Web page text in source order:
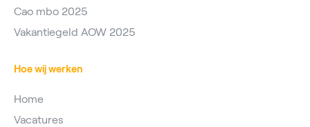
Cao mbo 2025
Vakantiegeld AOW 2025
Hoe wij werken
Home
Vacatures